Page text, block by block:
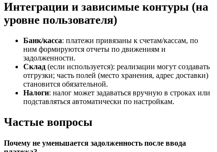
Интеграции и зависимые контуры (на
уровне пользователя)
Банк/касса: платежи привязаны к счетам/кассам, по
ним формируются отчеты по движениям и
задолженности.
Склад (если используется): реализации могут создавать
отгрузки; часть полей (место хранения, адрес доставки)
становится обязательной.
Налоги: налог может задаваться вручную в строках или
подставляться автоматически по настройкам.
Частые вопросы
Почему не уменьшается задолженность после ввода